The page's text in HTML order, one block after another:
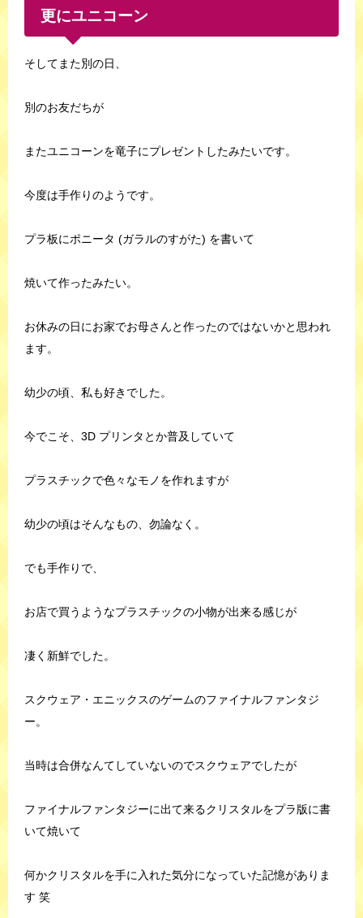
更にユニコーン
そしてまた別の日、
別のお友だちが
またユニコーンを竜子にプレゼントしたみたいです。
今度は手作りのようです。
プラ板にポニータ (ガラルのすがた) を書いて
焼いて作ったみたい。
お休みの日にお家でお母さんと作ったのではないかと思われ
ます。
幼少の頃、私も好きでした。
今でこそ、3D プリンタとか普及していて
プラスチックで色々なモノを作れますが
幼少の頃はそんなもの、勿論なく。
でも手作りで、
お店で買うようなプラスチックの小物が出来る感じが
凄く新鮮でした。
スクウェア・エニックスのゲームのファイナルファンタジ
ー。
当時は合併なんてしていないのでスクウェアでしたが
ファイナルファンタジーに出て来るクリスタルをプラ版に書
いて焼いて
何かクリスタルを手に入れた気分になっていた記憶がありま
す 笑